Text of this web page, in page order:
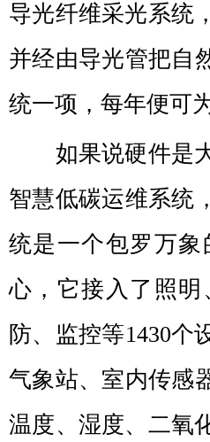
导光纤维采光系统
并经由导光管把自
统一项，每年便可
如果说硬件是大
智慧低碳运维系统
统是一个包罗万
心，它接入了照
防、监控等1430个
气象站、室内传感
温度、湿度、二氧